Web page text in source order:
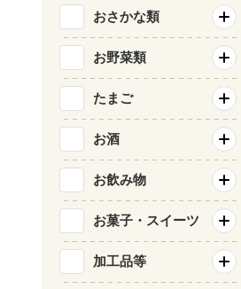
おさかな類
お野菜類
たまご
お酒
お飲み物
お菓子・スイーツ
加工品等